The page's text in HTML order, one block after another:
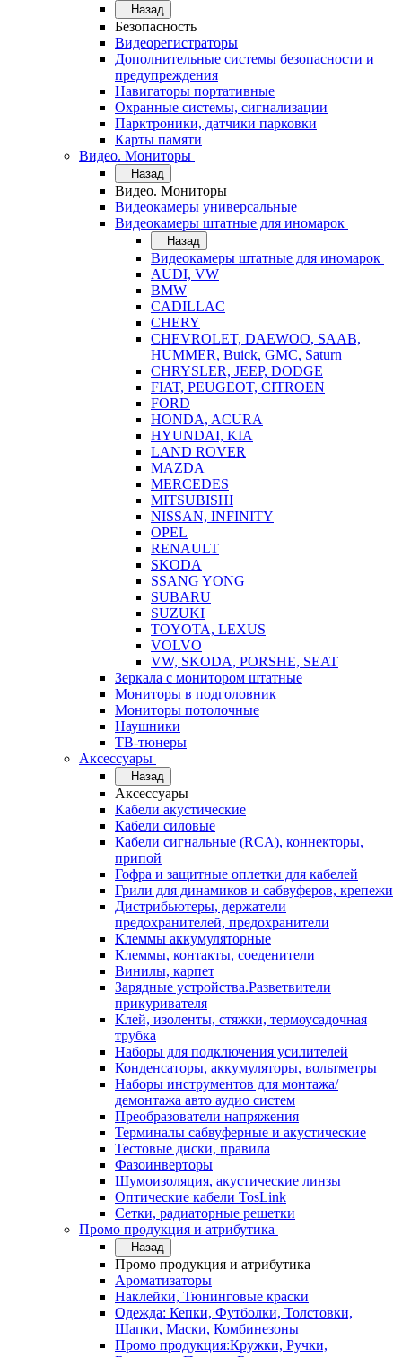
Назад
Безопасность
Видеорегистраторы
Дополнительные системы безопасности и
предупреждения
Навигаторы портативные
Охранные системы, сигнализации
Парктроники, датчики парковки
Карты памяти
Видео. Мониторы
Назад
Видео. Мониторы
Видеокамеры универсальные
Видеокамеры штатные для иномарок
Назад
Видеокамеры штатные для иномарок
AUDI, VW
BMW
CADILLAC
CHERY
CHEVROLET, DAEWOO, SAAB,
HUMMER, Buick, GMC, Saturn
CHRYSLER, JEEP, DODGE
FIAT, PEUGEOT, CITROEN
FORD
HONDA, ACURA
HYUNDAI, KIA
LAND ROVER
MAZDA
MERCEDES
MITSUBISHI
NISSAN, INFINITY
OPEL
RENAULT
SKODA
SSANG YONG
SUBARU
SUZUKI
TOYOTA, LEXUS
VOLVO
VW, SKODA, PORSHE, SEAT
Зеркала с монитором штатные
Мониторы в подголовник
Мониторы потолочные
Наушники
ТВ-тюнеры
Аксессуары
Назад
Аксессуары
Кабели акустические
Кабели силовые
Кабели сигнальные (RCA), коннекторы,
припой
Гофра и защитные оплетки для кабелей
Грили для динамиков и сабвуферов, крепежи
Дистрибьютеры, держатели
предохранителей, предохранители
Клеммы аккумуляторные
Клеммы, контакты, соеденители
Винилы, карпет
Зарядные устройства.Разветвители
прикуривателя
Клей, изоленты, стяжки, термоусадочная
трубка
Наборы для подключения усилителей
Конденсаторы, аккумуляторы, вольтметры
Наборы инструментов для монтажа/
демонтажа авто аудио систем
Преобразователи напряжения
Терминалы сабвуферные и акустические
Тестовые диски, правила
Фазоинверторы
Шумоизоляция, акустические линзы
Оптические кабели TosLink
Сетки, радиаторные решетки
Промо продукция и атрибутика
Назад
Промо продукция и атрибутика
Ароматизаторы
Наклейки, Тюнинговые краски
Одежда: Кепки, Футболки, Толстовки,
Шапки, Маски, Комбинезоны
Промо продукция:Кружки, Ручки,